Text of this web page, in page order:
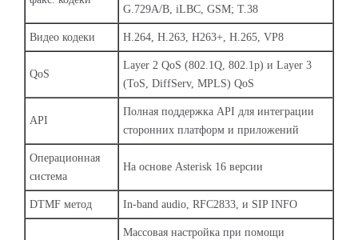
G.729A/B, iLBC, GSM; T.38
Видео кодеки H.264, H.263, H263+, H.265, VP8
QoS
Layer 2 QoS (802.1Q, 802.1p) и Layer 3
(ToS, DiffServ, MPLS) QoS
API
Полная поддержка API для интеграции
сторонних платформ и приложений
Операционная
система
На основе Asterisk 16 версии
DTMF метод In-band audio, RFC2833, и SIP INFO
Массовая настройка при помощи